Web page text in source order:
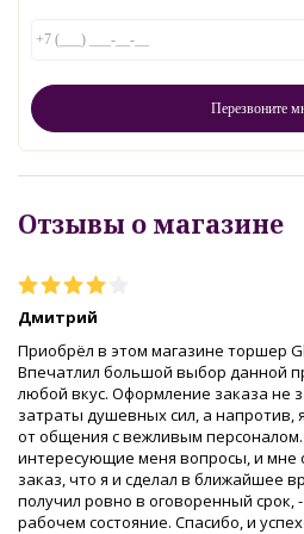
Отзывы о магазине
Дмитрий
Приобрёл в этом магазине торшер
Впечатлил большой выбор данной
любой вкус. Оформление заказа не
затраты душевных сил, а напротив,
от общения с вежливым
интересующие меня вопросы, и мне
заказ, что я и сделал в ближайшее
получил ровно в оговоренный срок,
рабочем состояние. Спасибо, и